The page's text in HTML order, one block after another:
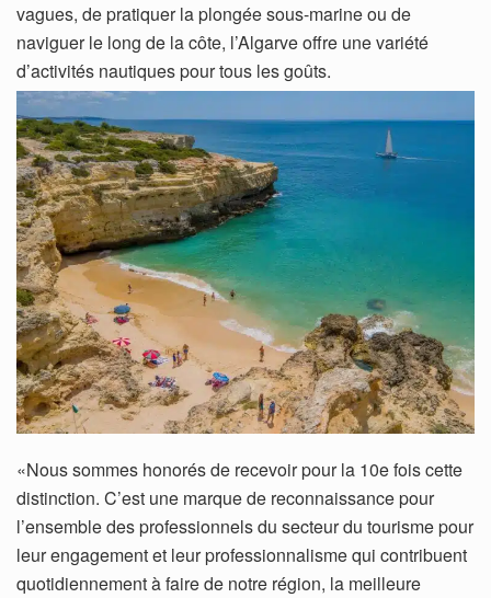
vagues, de pratiquer la plongée sous-marine ou de
naviguer le long de la côte, l’Algarve offre une variété
d’activités nautiques pour tous les goûts.
«Nous sommes honorés de recevoir pour la 10e fois cette
distinction. C’est une marque de reconnaissance pour
l’ensemble des professionnels du secteur du tourisme pour
leur engagement et leur professionnalisme qui contribuent
quotidiennement à faire de notre région, la meilleure